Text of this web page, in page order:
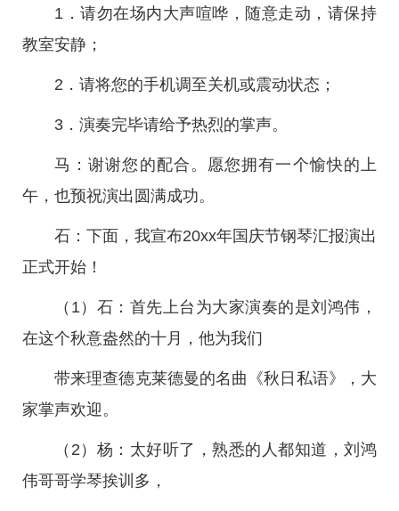
1．请勿在场内大声喧哗，随意走动，请保持
教室安静；
2．请将您的手机调至关机或震动状态；
3．演奏完毕请给予热烈的掌声。
马：谢谢您的配合。愿您拥有一个愉快的上
午，也预祝演出圆满成功。
石：下面，我宣布20xx年国庆节钢琴汇报演出
正式开始！
（1）石：首先上台为大家演奏的是刘鸿伟，
在这个秋意盎然的十月，他为我们
带来理查德克莱德曼的名曲《秋日私语》，大
家掌声欢迎。
（2）杨：太好听了，熟悉的人都知道，刘鸿
伟哥哥学琴挨训多，